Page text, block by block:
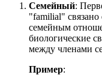
Семейный:
"familial"
семейным
биологические
между членами
Пример: